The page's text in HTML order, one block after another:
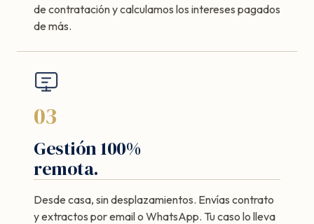
de contratación y calculamos los intereses pagados
de más.
03
Gestión 100%
remota.
Desde casa, sin desplazamientos. Envías contrato
y extractos por email o WhatsApp. Tu caso lo lleva